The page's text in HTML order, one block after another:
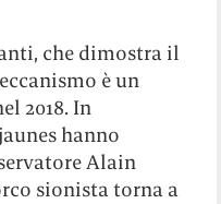
che dimostra il
è un
2018. In
hanno
Alain
sionista torna a